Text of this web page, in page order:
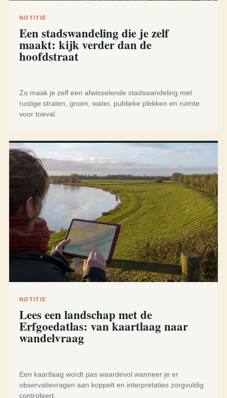
NOTITIE
Een stadswandeling die je zelf
maakt: kijk verder dan de
hoofdstraat
Zo maak je zelf een afwisselende stadswandeling met
rustige straten, groen, water, publieke plekken en ruimte
voor toeval.
NOTITIE
Lees een landschap met de
Erfgoedatlas: van kaartlaag naar
wandelvraag
Een kaartlaag wordt pas waardevol wanneer je er
observatievragen aan koppelt en interpretaties zorgvuldig
controleert.